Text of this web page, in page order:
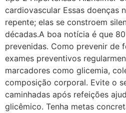
cardiovascular Essas doenças
repente; elas se constroem
décadas.A boa notícia é que
prevenidas. Como prevenir de
exames preventivos
marcadores como glicemia,
composição corporal. Evite o
caminhadas após refeições
glicêmico. Tenha metas